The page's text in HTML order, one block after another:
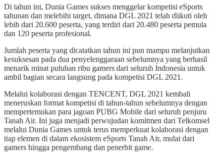
Di tahun ini, Dunia Games sukses menggelar kompetisi eSports
tahunan dan melebihi target, dimana DGL 2021 telah diikuti oleh
lebih dari 20.600 peserta, yang terdiri dari 20.480 peserta pemula
dan 120 peserta profesional.
Jumlah peserta yang dicatatkan tahun ini pun mampu melanjutkan
kesuksesan pada dua penyelenggaraan sebelumnya yang berhasil
menarik minat puluhan ribu gamers dari seluruh Indonesia untuk
ambil bagian secara langsung pada kompetisi DGL 2021.
Melalui kolaborasi dengan TENCENT, DGL 2021 kembali
meneruskan format kompetisi di tahun-tahun sebelumnya dengan
mempertemukan para jagoan PUBG Mobile dari seluruh penjuru
Tanah Air. Ini juga menjadi perwujudan komitmen dari Telkomsel
melalui Dunia Games untuk terus memperkuat kolaborasi dengan
tiap elemen di dalam ekosistem eSports Tanah Air, mulai dari
gamers hingga pengembang dan penerbit game.